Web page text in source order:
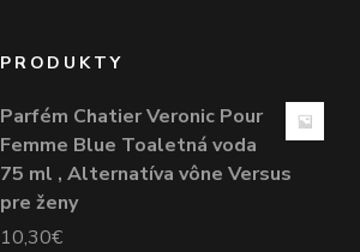
PRODUKTY
Parfém Chatier Veronic Pour
Femme Blue Toaletná voda
75 ml , Alternatíva vône Versus
pre ženy
10,30€